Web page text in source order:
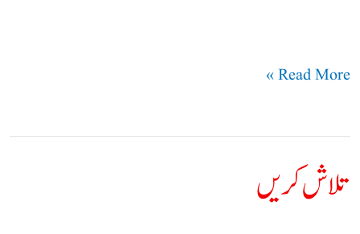
تلاش کریں
Read More »